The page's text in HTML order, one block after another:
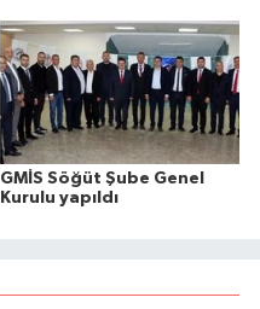
GMİS Söğüt Şube Genel
Kurulu yapıldı